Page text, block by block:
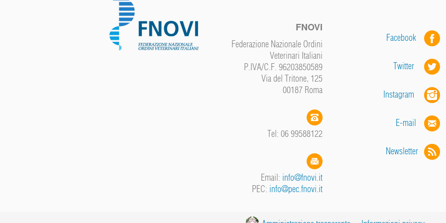
FNOVI
Federazione Nazionale Ordini
Veterinari Italiani
P.IVA/C.F. 96203850589
Via del Tritone, 125
00187 Roma
Tel: 06 99588122
Email: info@fnovi.it
PEC: info@pec.fnovi.it
Facebook
Twitter
Instagram
E-mail
Newsletter